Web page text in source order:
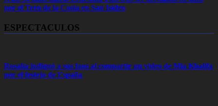
por el Tren de la Costa en San Isidro
ESPECTACULOS
Rosalía indignó a sus fans al compartir un video de Mia Khalifa
por el festejo de España